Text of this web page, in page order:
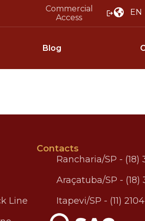
Commercial
Access
EN
Blog
Line
Contacts
Rancharia/SP - (18)
Araçatuba/SP - (18)
Itapevi/SP - (11)